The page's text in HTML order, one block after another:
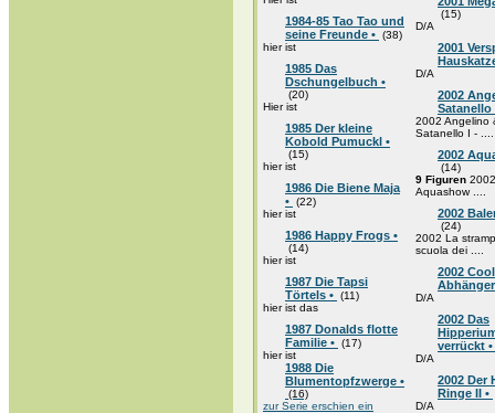
1984-85 Tao Tao und
seine Freunde • (38)
hier ist
1985 Das
Dschungelbuch •
(20)
Hier ist
1985 Der kleine
Kobold Pumuckl •
(15)
hier ist
1986 Die Biene Maja
• (22)
hier ist
1986 Happy Frogs •
(14)
hier ist
1987 Die Tapsi
Törtels • (11)
hier ist das
1987 Donalds flotte
Familie • (17)
hier ist
1988 Die
Blumentopfzwerge •
(16)
zur Serie erschien ein
(15)
D/A
2001
D/A
2002
Satanello
2002 Angelino
Satanello I - ....
2002
(14)
9 Figuren 2002
Aquashow ....
2002
(24)
2002 La
scuola dei ....
2002
D/A
2002 Das
verrückt •
D/A
2002 Der
Ringe II •
D/A